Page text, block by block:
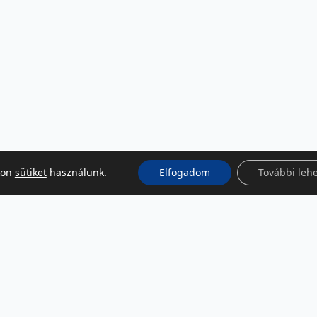
sütikethasználunk. Elfogadom További